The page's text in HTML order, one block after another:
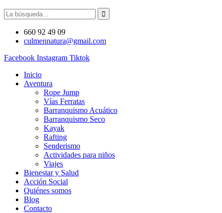
660 92 49 09
culmennatura@gmail.com
Facebook Instagram Tiktok
Inicio
Aventura
Rope Jump
Vías Ferratas
Barranquismo Acuático
Barranquismo Seco
Kayak
Rafting
Senderismo
Actividades para niños
Viajes
Bienestar y Salud
Acción Social
Quiénes somos
Blog
Contacto